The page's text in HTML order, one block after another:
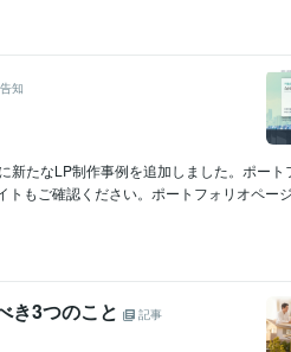
告知
たなLP制作事例を追加しました。ポート
もご確認ください。ポートフォリオペー
き3つのこと
記事